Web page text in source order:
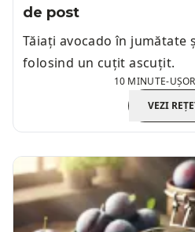
de post
Tăiați avocado în jumătate
folosind un cuțit ascuțit.
10 MINUTE-UȘOR
VEZI